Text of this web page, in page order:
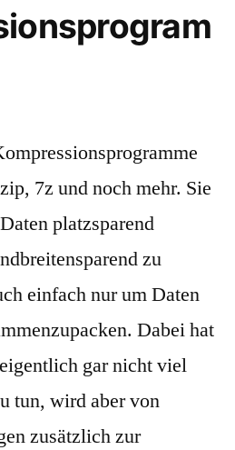
7z und noch mehr. Sie
platzsparend
zu
einfach nur um Daten
Dabei hat
gar nicht viel
tun, wird aber von
zusätzlich zur